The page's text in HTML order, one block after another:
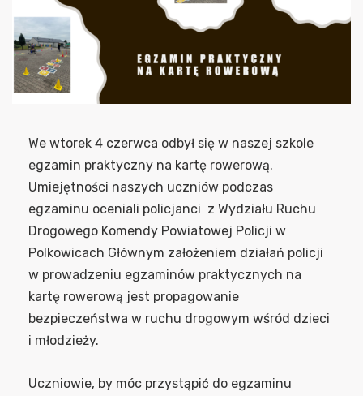
We wtorek 4 czerwca odbył się w naszej szkole
egzamin praktyczny na kartę rowerową.
Umiejętności naszych uczniów podczas
egzaminu oceniali policjanci z Wydziału Ruchu
Drogowego Komendy Powiatowej Policji w
Polkowicach Głównym założeniem działań policji
w prowadzeniu egzaminów praktycznych na
kartę rowerową jest propagowanie
bezpieczeństwa w ruchu drogowym wśród dzieci
i młodzieży.
Uczniowie, by móc przystąpić do egzaminu